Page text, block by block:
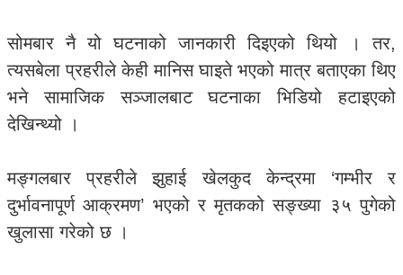
सोमबार नै यो घटनाको जानकारी दिइएको थियो । तर,
त्यसबेला प्रहरीले केही मानिस घाइते भएको मात्र बताएका थिए
भने सामाजिक सञ्जालबाट घटनाका भिडियो हटाइएको
देखिन्थ्यो ।
मङ्गलबार प्रहरीले झुहाई खेलकुद केन्द्रमा ‘गम्भीर र
दुर्भावनापूर्ण आक्रमण’ भएको र मृतकको सङ्ख्या ३५ पुगेको
खुलासा गरेको छ ।